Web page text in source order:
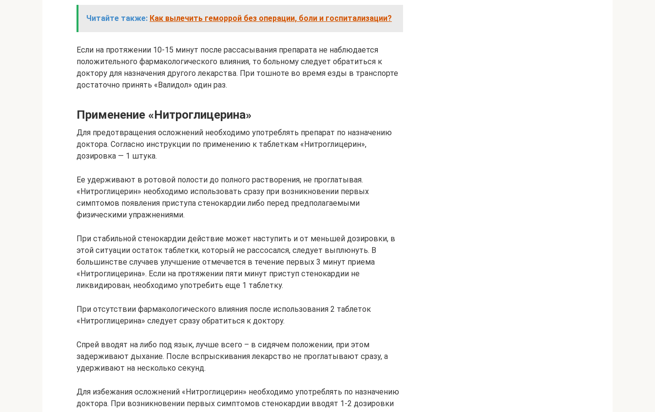
Читайте также: Как вылечить геморрой без операции, боли и госпитализации?
Если на протяжении 10-15 минут после рассасывания препарата не наблюдается
положительного фармакологического влияния, то больному следует обратиться к
доктору для назначения другого лекарства. При тошноте во время езды в транспорте
достаточно принять «Валидол» один раз.
Применение «Нитроглицерина»
Для предотвращения осложнений необходимо употреблять препарат по назначению
доктора. Согласно инструкции по применению к таблеткам «Нитроглицерин»,
дозировка — 1 штука.
Ее удерживают в ротовой полости до полного растворения, не проглатывая.
«Нитроглицерин» необходимо использовать сразу при возникновении первых
симптомов появления приступа стенокардии либо перед предполагаемыми
физическими упражнениями.
При стабильной стенокардии действие может наступить и от меньшей дозировки, в
этой ситуации остаток таблетки, который не рассосался, следует выплюнуть. В
большинстве случаев улучшение отмечается в течение первых 3 минут приема
«Нитроглицерина». Если на протяжении пяти минут приступ стенокардии не
ликвидирован, необходимо употребить еще 1 таблетку.
При отсутствии фармакологического влияния после использования 2 таблеток
«Нитроглицерина» следует сразу обратиться к доктору.
Спрей вводят на либо под язык, лучше всего – в сидячем положении, при этом
задерживают дыхание. После вспрыскивания лекарство не проглатывают сразу, а
удерживают на несколько секунд.
Для избежания осложнений «Нитроглицерин» необходимо употреблять по назначению
доктора. При возникновении первых симптомов стенокардии вводят 1-2 дозировки